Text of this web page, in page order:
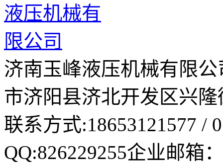
济南玉峰液压机械有限
市济阳县济北开发区兴
联系方式:18653121577 /
QQ:826229255企业邮箱